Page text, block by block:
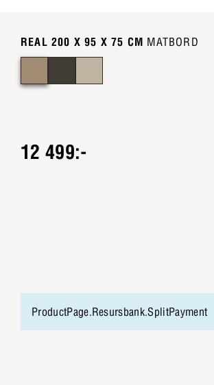
REAL 200 X 95 X 75 CM MATBORD
12 499:-
ProductPage.Resursbank.SplitPayment